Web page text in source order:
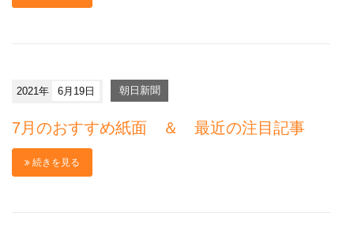
2021年 6月19日 朝日新聞
7月のおすすめ紙面 ＆ 最近の注目記事
続きを見る